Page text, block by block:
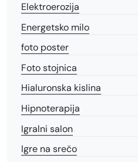
Elektroerozija
Energetsko milo
foto poster
Foto stojnica
Hialuronska kislina
Hipnoterapija
Igralni salon
Igre na srečo